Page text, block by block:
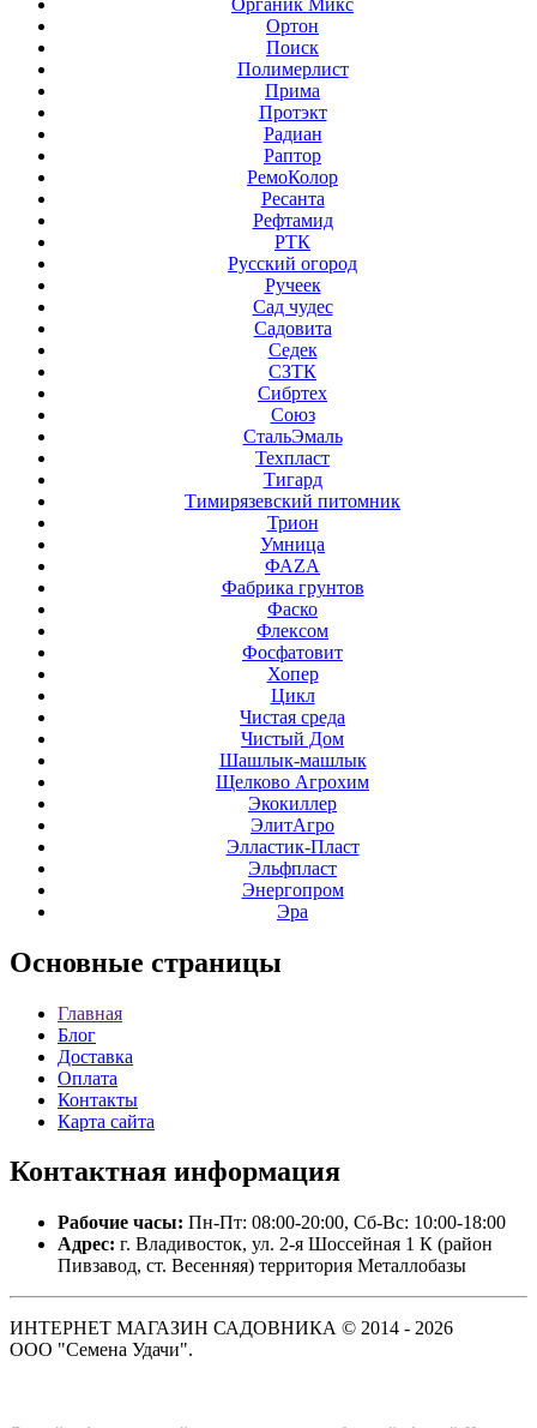
Ортон
Поиск
Полимерлист
Прима
Протэкт
Радиан
Раптор
РемоКолор
Ресанта
Рефтамид
РТК
Русский огород
Ручеек
Сад чудес
Садовита
Седек
СЗТК
Сибртех
Союз
СтальЭмаль
Техпласт
Тигард
Тимирязевский питомник
Трион
Умница
ФАZА
Фабрика грунтов
Фаско
Флексом
Фосфатовит
Хопер
Цикл
Чистая среда
Чистый Дом
Шашлык-машлык
Щелково Агрохим
Экокиллер
ЭлитАгро
Элластик-Пласт
Эльфпласт
Энергопром
Эра
Основные страницы
Главная
Блог
Доставка
Оплата
Контакты
Карта сайта
Контактная информация
Рабочие часы: Пн-Пт: 08:00-20:00, Сб-Вс: 10:00-18:00
Адрес: г. Владивосток, ул. 2-я Шоссейная 1 К (район
Пивзавод, ст. Весенняя) территория Металлобазы
ИНТЕРНЕТ МАГАЗИН САДОВНИКА © 2014 - 2026
ООО "Семена Удачи".